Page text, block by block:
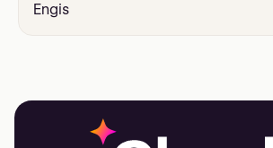
Engis